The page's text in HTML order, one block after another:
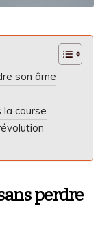
son âme
course
perdre